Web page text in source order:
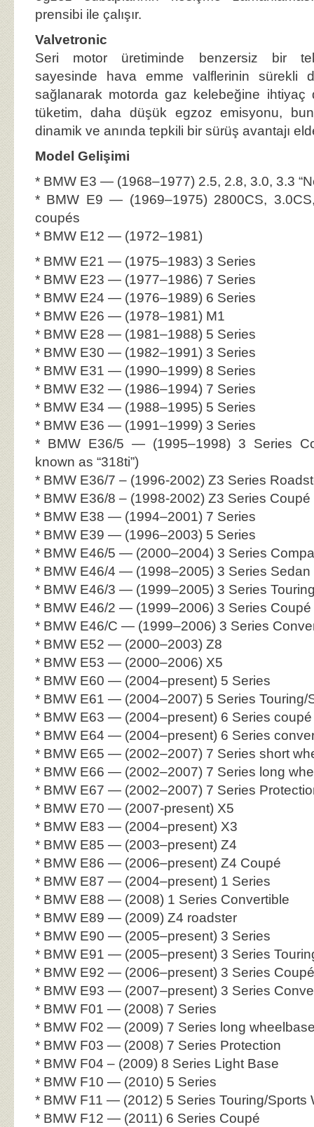
prensibi ile çalışır.
Valvetronic
Seri motor üretiminde benzersiz bir
sayesinde hava emme valflerinin sürekli
sağlanarak motorda gaz kelebeğine ihtiyaç
tüketim, daha düşük egzoz emisyonu,
dinamik ve anında tepkili bir sürüş avantajı
Model Gelişimi
* BMW E3 — (1968–1977) 2.5, 2.8, 3.0, 3.3
* BMW E9 — (1969–1975) 2800CS,
coupés
* BMW E12 — (1972–1981)
* BMW E21 — (1975–1983) 3 Series
* BMW E23 — (1977–1986) 7 Series
* BMW E24 — (1976–1989) 6 Series
* BMW E26 — (1978–1981) M1
* BMW E28 — (1981–1988) 5 Series
* BMW E30 — (1982–1991) 3 Series
* BMW E31 — (1990–1999) 8 Series
* BMW E32 — (1986–1994) 7 Series
* BMW E34 — (1988–1995) 5 Series
* BMW E36 — (1991–1999) 3 Series
* BMW E36/5 — (1995–1998) 3 Series
known as “318ti”)
* BMW E36/7 – (1996-2002) Z3 Series
* BMW E36/8 – (1998-2002) Z3 Series Coupé
* BMW E38 — (1994–2001) 7 Series
* BMW E39 — (1996–2003) 5 Series
* BMW E46/5 — (2000–2004) 3 Series
* BMW E46/4 — (1998–2005) 3 Series Sedan
* BMW E46/3 — (1999–2005) 3 Series
* BMW E46/2 — (1999–2006) 3 Series Coupé
* BMW E46/C — (1999–2006) 3 Series
* BMW E52 — (2000–2003) Z8
* BMW E53 — (2000–2006) X5
* BMW E60 — (2004–present) 5 Series
* BMW E61 — (2004–2007) 5 Series Touring/
* BMW E63 — (2004–present) 6 Series coupé
* BMW E64 — (2004–present) 6 Series
* BMW E65 — (2002–2007) 7 Series short
* BMW E66 — (2002–2007) 7 Series long
* BMW E67 — (2002–2007) 7 Series
* BMW E70 — (2007-present) X5
* BMW E83 — (2004–present) X3
* BMW E85 — (2003–present) Z4
* BMW E86 — (2006–present) Z4 Coupé
* BMW E87 — (2004–present) 1 Series
* BMW E88 — (2008) 1 Series Convertible
* BMW E89 — (2009) Z4 roadster
* BMW E90 — (2005–present) 3 Series
* BMW E91 — (2005–present) 3 Series
* BMW E92 — (2006–present) 3 Series Coupé
* BMW E93 — (2007–present) 3 Series
* BMW F01 — (2008) 7 Series
* BMW F02 — (2009) 7 Series long
* BMW F03 — (2008) 7 Series Protection
* BMW F04 – (2009) 8 Series Light Base
* BMW F10 — (2010) 5 Series
* BMW F11 — (2012) 5 Series Touring/Sports
* BMW F12 — (2011) 6 Series Coupé